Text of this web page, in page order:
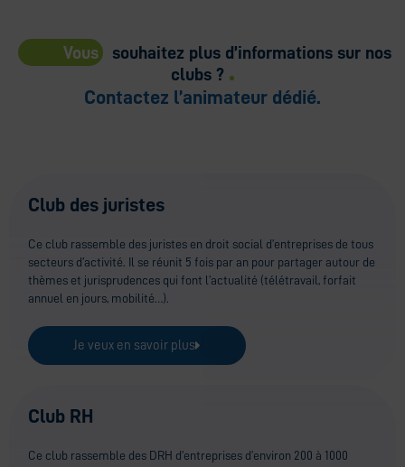
Vous
souhaitez plus d’informations sur nos
clubs ?
Contactez l’animateur dédié.
Club des juristes
Ce club rassemble des juristes en droit social d’entreprises de tous
secteurs d’activité. Il se réunit 5 fois par an pour partager autour de
thèmes et jurisprudences qui font l’actualité (télétravail, forfait
annuel en jours, mobilité…).
Je veux en savoir plus
Club RH
Ce club rassemble des DRH d’entreprises d’environ 200 à 1000